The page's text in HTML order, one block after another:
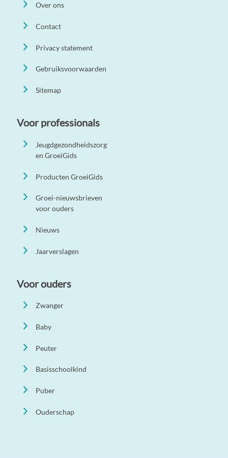
Over ons
Contact
Privacy statement
Gebruiksvoorwaarden
Sitemap
Voor professionals
Jeugdgezondheidszorg
en GroeiGids
Producten GroeiGids
Groei-nieuwsbrieven
voor ouders
Nieuws
Jaarverslagen
Voor ouders
Zwanger
Baby
Peuter
Basisschoolkind
Puber
Ouderschap